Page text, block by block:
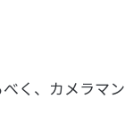
く、カメラマン